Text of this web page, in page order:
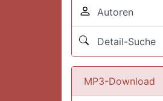
Autoren
Detail-Suche
MP3-Download